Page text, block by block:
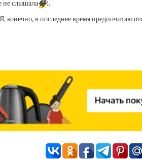
не слышала😂).
в последнее время предпочитаю